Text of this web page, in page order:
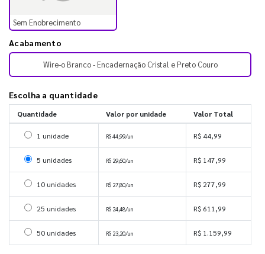
Sem Enobrecimento
Acabamento
Wire-o Branco - Encadernação Cristal e Preto Couro
Escolha a quantidade
Quantidade Valor por unidade Valor Total
Selecionar 1 unidade
1 unidade R$ 44,99/un R$ 44,99
Selecionar 5 unidades
5 unidades R$ 29,60/un R$ 147,99
Selecionar 10 unidades
10 unidades R$ 27,80/un R$ 277,99
Selecionar 25 unidades
25 unidades R$ 24,48/un R$ 611,99
Selecionar 50 unidades
50 unidades R$ 23,20/un R$ 1.159,99